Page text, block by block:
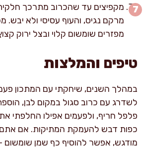
מקפיצים עד שהכרוב מתרכך
מרקם נגיס, והעוף עסיסי ולא
מפזרים שומשום קלוי ובצל ירוק
טיפים והמלצות
במהלך השנים, שיחקתי עם המתכון
לשדרג עם כרוב סגול במקום לבן,
פלפל חריף, ולפעמים אפילו החלפתי
כפות דבש להעמקת המתיקות. אם אתם
מודגש, אפשר להוסיף כף שמן שומשום